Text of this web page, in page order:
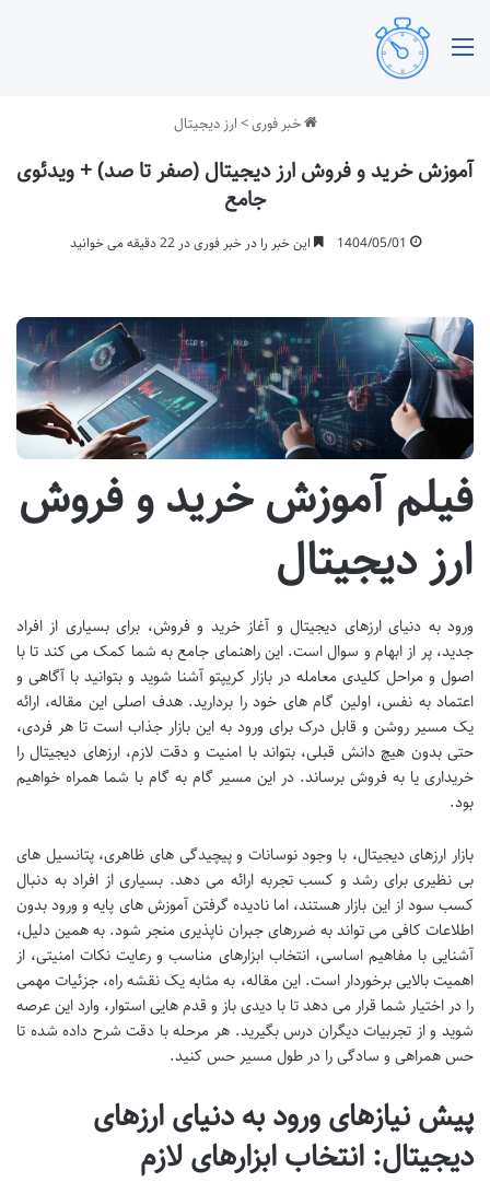
خبر فوری> ارز دیجیتال
آموزش خرید و فروش ارز دیجیتال (صفر تا صد) + ویدئوی
جامع
1404/05/01 این خبر را در خبر فوری در 22 دقیقه می خوانید
فیلم آموزش خرید و فروش
ارز دیجیتال
ورود به دنیای ارزهای دیجیتال و آغاز خرید و فروش، برای بسیاری از افراد
جدید، پر از ابهام و سوال است. این راهنمای جامع به شما کمک می کند تا با
اصول و مراحل کلیدی معامله در بازار کریپتو آشنا شوید و بتوانید با آگاهی و
اعتماد به نفس، اولین گام های خود را بردارید. هدف اصلی این مقاله، ارائه
یک مسیر روشن و قابل درک برای ورود به این بازار جذاب است تا هر فردی،
حتی بدون هیچ دانش قبلی، بتواند با امنیت و دقت لازم، ارزهای دیجیتال را
خریداری یا به فروش برساند. در این مسیر گام به گام با شما همراه خواهیم
بود.
بازار ارزهای دیجیتال، با وجود نوسانات و پیچیدگی های ظاهری، پتانسیل های
بی نظیری برای رشد و کسب تجربه ارائه می دهد. بسیاری از افراد به دنبال
کسب سود از این بازار هستند، اما نادیده گرفتن آموزش های پایه و ورود بدون
اطلاعات کافی می تواند به ضررهای جبران ناپذیری منجر شود. به همین دلیل،
آشنایی با مفاهیم اساسی، انتخاب ابزارهای مناسب و رعایت نکات امنیتی، از
اهمیت بالایی برخوردار است. این مقاله، به مثابه یک نقشه راه، جزئیات مهمی
را در اختیار شما قرار می دهد تا با دیدی باز و قدم هایی استوار، وارد این عرصه
شوید و از تجربیات دیگران درس بگیرید. هر مرحله با دقت شرح داده شده تا
حس همراهی و سادگی را در طول مسیر حس کنید.
پیش نیازهای ورود به دنیای ارزهای
دیجیتال: انتخاب ابزارهای لازم